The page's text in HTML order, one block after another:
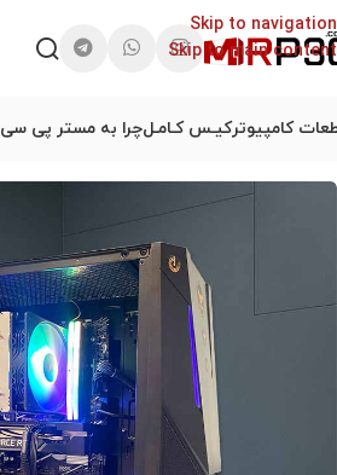
Skip to navigation
Skip to main content
کامپیوترکیـس کـامـلچرا به مستر پی سی MRP30 اعتماد کنیم؟